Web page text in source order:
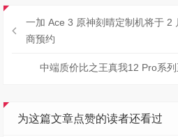
一加 Ace 3 原神刻晴定制机将于 2
商预约
中端质价比之王真我12 Pro系
为这篇文章点赞的读者还看过